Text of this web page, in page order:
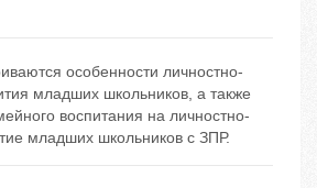
особенности личностно-
младших школьников, а также
воспитания на личностно-
младших школьников с ЗПР.